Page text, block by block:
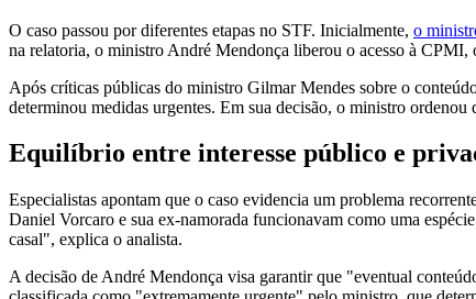
O caso passou por diferentes etapas no STF. Inicialmente, o
na relatoria, o ministro André Mendonça liberou o acesso à CPMI,
Após críticas públicas do ministro Gilmar Mendes sobre o
determinou medidas urgentes. Em sua decisão, o ministro ordenou
Equilíbrio entre interesse público e
Especialistas apontam que o caso evidencia um problema
Daniel Vorcaro e sua ex-namorada funcionavam como uma
casal", explica o analista.
A decisão de André Mendonça visa garantir que "eventual